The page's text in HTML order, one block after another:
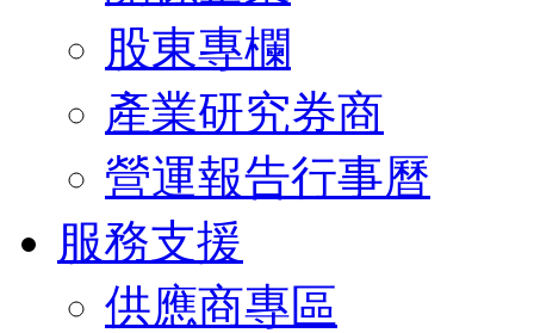
股東專欄
產業研究券商
營運報告行事曆
服務支援
供應商專區